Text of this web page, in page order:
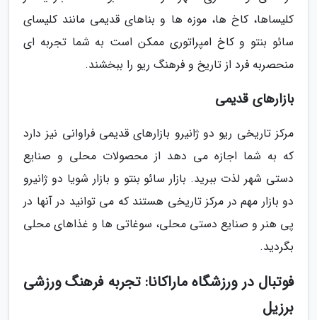
کلیساها، کاخ ها، موزه ها و بناهای قدیمی مانند کلیسای
سائو بنتو و کاخ امپراتوری ممکن است به شما تجربه ای
منحصربه فرد از تاریخ و فرهنگ ریو را ببخشند.
بازارهای قدیمی
مرکز تاریخی ریو دو ژانیرو بازارهای قدیمی فراوانی نیز دارد
که به شما اجازه می دهد از محصولات محلی و صنایع
دستی شهر لذت ببرید. بازار سائو بنتو و بازار شویا دو ژانیرو
دو بازار مهم در مرکز تاریخی هستند که می توانید در آنها در
پی هنر و صنایع دستی محلی، سوغاتی ها و غذاهای محلی
بگردید.
فوتبال در ورزشگاه ماراکانا: تجربه فرهنگ ورزشی
برزیل